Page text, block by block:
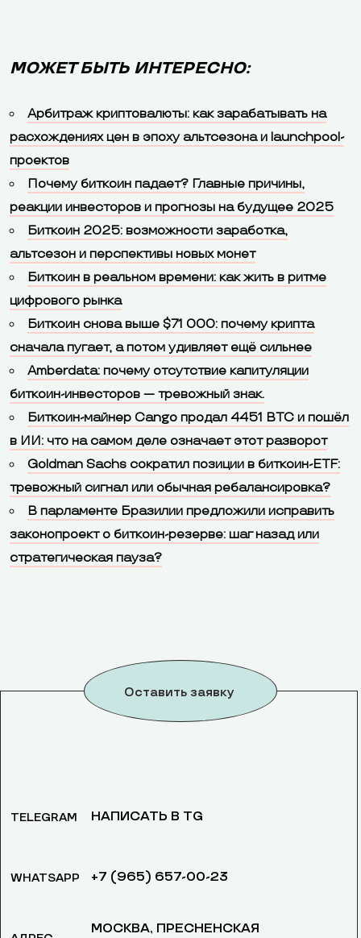
МОЖЕТ БЫТЬ ИНТЕРЕСНО:
Арбитраж криптовалюты: как зарабатывать на
расхождениях цен в эпоху альтсезона и launchpool-
проектов
Почему биткоин падает? Главные причины,
реакции инвесторов и прогнозы на будущее 2025
Биткоин 2025: возможности заработка,
альтсезон и перспективы новых монет
Биткоин в реальном времени: как жить в ритме
цифрового рынка
Биткоин снова выше $71 000: почему крипта
сначала пугает, а потом удивляет ещё сильнее
Amberdata: почему отсутствие капитуляции
биткоин-инвесторов — тревожный знак.
Биткоин-майнер Cango продал 4451 BTC и пошёл
в ИИ: что на самом деле означает этот разворот
Goldman Sachs сократил позиции в биткоин-ETF:
тревожный сигнал или обычная ребалансировка?
В парламенте Бразилии предложили исправить
законопроект о биткоин-резерве: шаг назад или
стратегическая пауза?
Оставить заявку
TELEGRAM
WHATSAPP
НАПИСАТЬ В TG
+7 (965) 657-00-23
МОСКВА, ​ПРЕСНЕНСКАЯ